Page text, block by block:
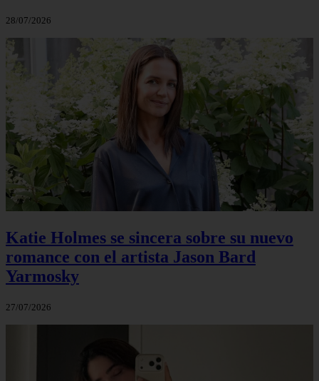
28/07/2026
Katie Holmes se sincera sobre su nuevo
romance con el artista Jason Bard
Yarmosky
27/07/2026